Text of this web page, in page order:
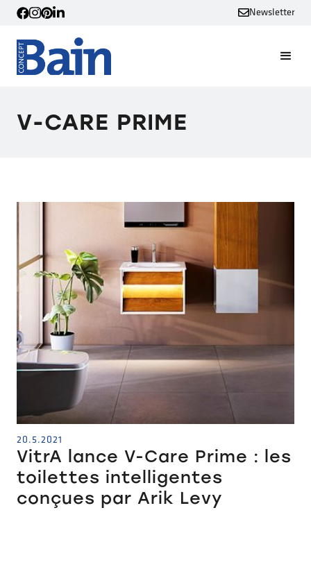
Newsletter
V-CARE PRIME
20.5.2021
VitrA lance V-Care Prime : les
toilettes intelligentes
conçues par Arik Levy